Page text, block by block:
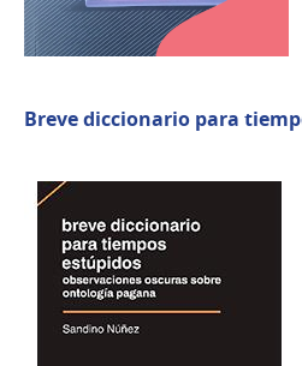
Breve diccionario para